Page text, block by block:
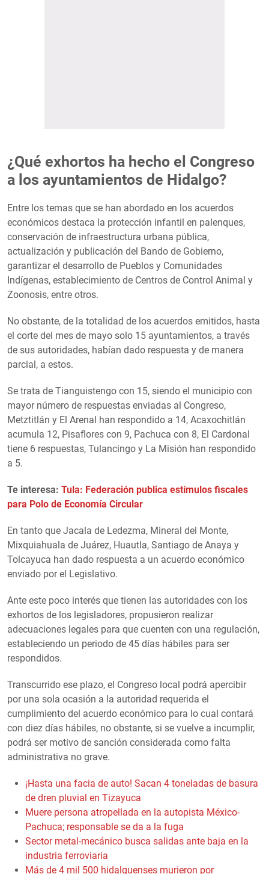
¿Qué exhortos ha hecho el Congreso
a los ayuntamientos de Hidalgo?
Entre los temas que se han abordado en los acuerdos
económicos destaca la protección infantil en palenques,
conservación de infraestructura urbana pública,
actualización y publicación del Bando de Gobierno,
garantizar el desarrollo de Pueblos y Comunidades
Indígenas, establecimiento de Centros de Control Animal y
Zoonosis, entre otros.
No obstante, de la totalidad de los acuerdos emitidos, hasta
el corte del mes de mayo solo 15 ayuntamientos, a través
de sus autoridades, habían dado respuesta y de manera
parcial, a estos.
Se trata de Tianguistengo con 15, siendo el municipio con
mayor número de respuestas enviadas al Congreso,
Metztitlán y El Arenal han respondido a 14, Acaxochitlán
acumula 12, Pisaflores con 9, Pachuca con 8, El Cardonal
tiene 6 respuestas, Tulancingo y La Misión han respondido
a 5.
Te interesa: Tula: Federación publica estímulos fiscales
para Polo de Economía Circular
En tanto que Jacala de Ledezma, Mineral del Monte,
Mixquiahuala de Juárez, Huautla, Santiago de Anaya y
Tolcayuca han dado respuesta a un acuerdo económico
enviado por el Legislativo.
Ante este poco interés que tienen las autoridades con los
exhortos de los legisladores, propusieron realizar
adecuaciones legales para que cuenten con una regulación,
estableciendo un periodo de 45 días hábiles para ser
respondidos.
Transcurrido ese plazo, el Congreso local podrá apercibir
por una sola ocasión a la autoridad requerida el
cumplimiento del acuerdo económico para lo cual contará
con diez días hábiles, no obstante, si se vuelve a incumplir,
podrá ser motivo de sanción considerada como falta
administrativa no grave.
¡Hasta una facia de auto! Sacan 4 toneladas de basura
de dren pluvial en Tizayuca
Muere persona atropellada en la autopista México-
Pachuca; responsable se da a la fuga
Sector metal-mecánico busca salidas ante baja en la
industria ferroviaria
Más de 4 mil 500 hidalguenses murieron por